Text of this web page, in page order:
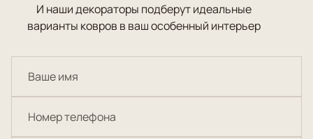
И наши декораторы подберут идеальные
варианты ковров в ваш особенный интерьер